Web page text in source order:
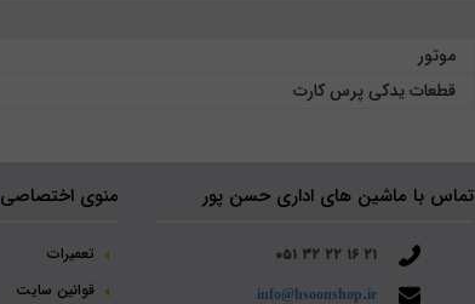
موتور
قطعات یدکی پرس کارت
تماس با ماشین های اداری حسن پور
۰۵۱ ۳۲ ۲۲ ۱۶ ۲۱
info@hsoonshop.ir
منوی اختصاصی
تعمیرات
قوانین سایت